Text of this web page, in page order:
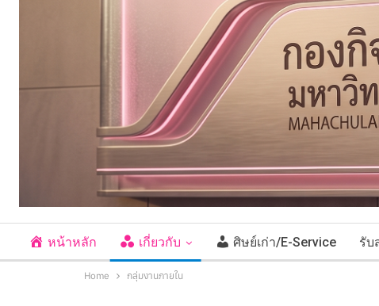
หน้าหลัก เกี่ยวกับ ศิษย์เก่า/E-Service รับ
Home กลุ่มงานภายใน